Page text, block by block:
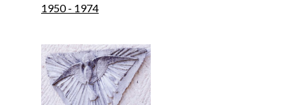
1950 - 1974